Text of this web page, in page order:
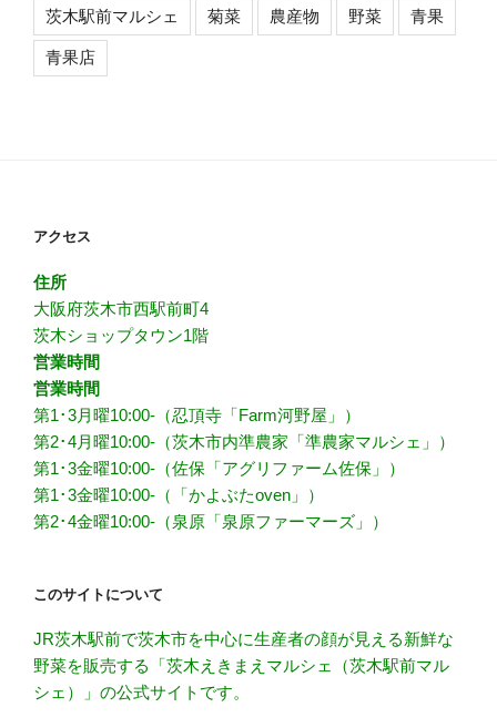
茨木駅前マルシェ 菊菜 農産物 野菜 青果
青果店
アクセス
住所
大阪府茨木市西駅前町4
茨木ショップタウン1階
営業時間
営業時間
第1･3月曜10:00-（忍頂寺「Farm河野屋」）
第2･4月曜10:00-（茨木市内準農家「準農家マルシェ」）
第1･3金曜10:00-（佐保「アグリファーム佐保」）
第1･3金曜10:00-（「かよぶたoven」）
第2･4金曜10:00-（泉原「泉原ファーマーズ」）
このサイトについて
JR茨木駅前で茨木市を中心に生産者の顔が見える新鮮な
野菜を販売する「茨木えきまえマルシェ（茨木駅前マル
シェ）」の公式サイトです。